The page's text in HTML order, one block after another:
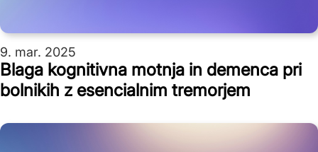
9. mar. 2025
Blaga kognitivna motnja in demenca pri
bolnikih z esencialnim tremorjem